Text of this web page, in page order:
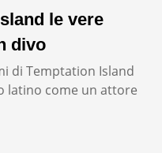
le vere
divo
di Temptation Island
latino come un attore